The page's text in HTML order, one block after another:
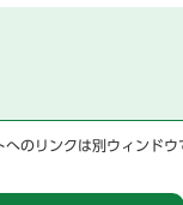
へのリンクは別ウィンドウ